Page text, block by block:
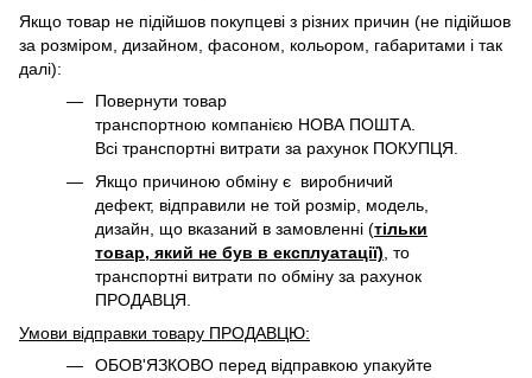
Якщо товар не підійшов покупцеві з різних причин (не підійшов
за розміром, дизайном, фасоном, кольором, габаритами і так
далі):
Повернути товар
транспортною компанією НОВА ПОШТА.
Всі транспортні витрати за рахунок ПОКУПЦЯ.
Якщо причиною обміну є виробничий
дефект, відправили не той розмір, модель,
дизайн, що вказаний в замовленні (тільки
товар, який не був в експлуатації) , то
транспортні витрати по обміну за рахунок
ПРОДАВЦЯ. ​
Умови відправки товару ПРОДАВЦЮ:
ОБОВ'ЯЗКОВО перед відправкою упакуйте